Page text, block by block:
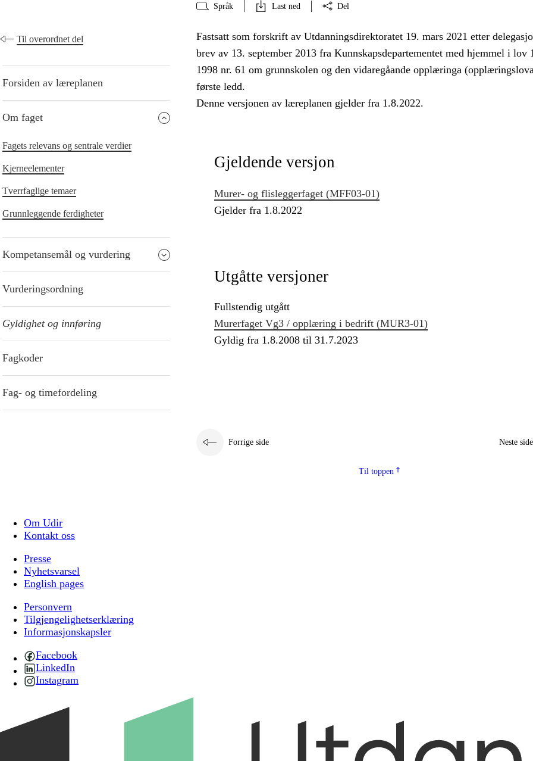
Språk Last ned Del
Til overordnet del
Forsiden av læreplanen
Om faget
Fagets relevans og sentrale verdier
Kjerneelementer
Tverrfaglige temaer
Grunnleggende ferdigheter
Kompetansemål og vurdering
Vurderingsordning
Gyldighet og innføring
Fagkoder
Fag- og timefordeling
Fastsatt som forskrift av Utdanningsdirektoratet 19. mars 2021 etter
brev av 13. september 2013 fra Kunnskapsdepartementet med hjemmel i lov
1998 nr. 61 om grunnskolen og den vidaregåande opplæringa
første ledd.
Denne versjonen av læreplanen gjelder fra 1.8.2022.
Gjeldende versjon
Murer- og flisleggerfaget (MFF03‑01)
Gjelder fra 1.8.2022
Utgåtte versjoner
Fullstendig utgått
Murerfaget Vg3 / opplæring i bedrift (MUR3‑01)
Gyldig fra 1.8.2008 til 31.7.2023
Forrige side Neste side
Til toppen
Om Udir
Kontakt oss
Presse
Nyhetsvarsel
English pages
Personvern
Tilgjengelighetserklæring
Informasjonskapsler
Facebook
LinkedIn
Instagram